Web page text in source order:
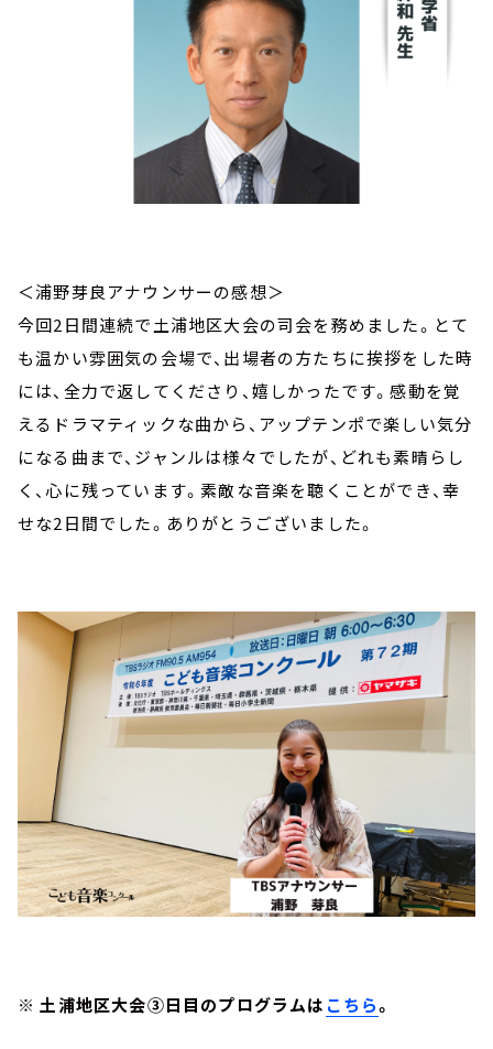
＜浦野芽良アナウンサーの感想＞
今回2日間連続で土浦地区大会の司会を務めました。とて
も温かい雰囲気の会場で、出場者の方たちに挨拶をした時
には、全力で返してくださり、嬉しかったです。感動を覚
えるドラマティックな曲から、アップテンポで楽しい気分
になる曲まで、ジャンルは様々でしたが、どれも素晴らし
く、心に残っています。素敵な音楽を聴くことができ、幸
せな2日間でした。ありがとうございました。
※ 土浦地区大会③日目のプログラムは こちら。